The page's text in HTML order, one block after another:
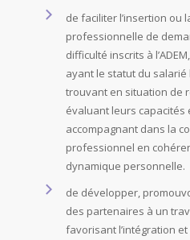
de faciliter l’insertion ou
professionnelle de
difficulté inscrits à
ayant le statut du
trouvant en situation de
évaluant leurs capacités
accompagnant dans la
professionnel en
dynamique personnelle.
de développer,
des partenaires à un
favorisant l’intégration